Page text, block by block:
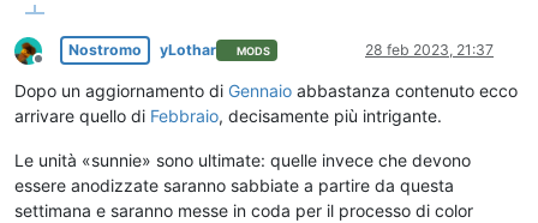
Non in linea
Nostromo yLothar MODS 28 feb 2023, 21:37
Dopo un aggiornamento di Gennaio abbastanza contenuto ecco
arrivare quello di Febbraio, decisamente più intrigante.
Le unità «sunnie» sono ultimate: quelle invece che devono
essere anodizzate saranno sabbiate a partire da questa
settimana e saranno messe in coda per il processo di color